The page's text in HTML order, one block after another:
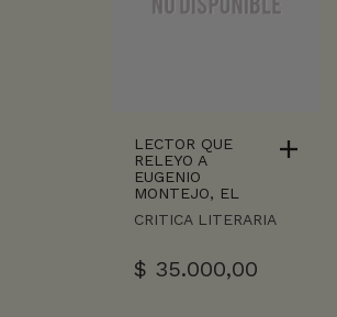
LECTOR QUE
RELEYO A
EUGENIO
MONTEJO, EL
CRITICA LITERARIA
$ 35.000,00